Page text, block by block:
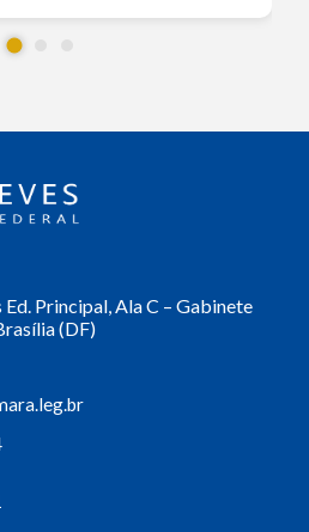
Ed. Principal, Ala C – Gabinete
(DF)